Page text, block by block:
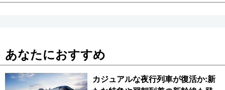
あなたにおすすめ
カジュアルな夜行列車が復活か:新